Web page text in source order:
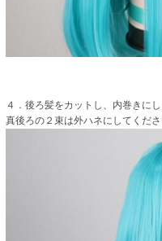
４．後ろ髪をカットし、内巻きにし
真後ろの２束は外ハネにしてくださ